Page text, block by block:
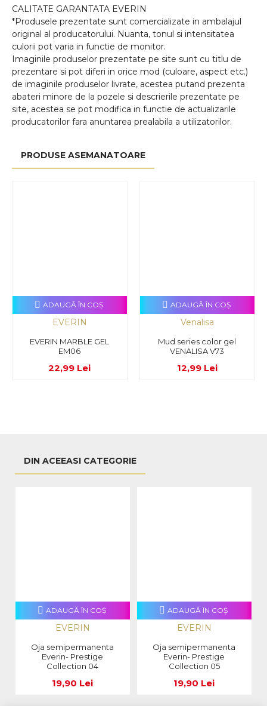
CALITATE GARANTATA EVERIN
*Produsele prezentate sunt comercializate in ambalajul
original al producatorului. Nuanta, tonul si intensitatea
culorii pot varia in functie de monitor.
Imaginile produselor prezentate pe site sunt cu titlu de
prezentare si pot diferi in orice mod (culoare, aspect etc.)
de imaginile produselor livrate, acestea putand prezenta
abateri minore de la pozele si descrierile prezentate pe
site, acestea se pot modifica in functie de actualizarile
producatorilor fara anuntarea prealabila a utilizatorilor.
PRODUSE ASEMANATOARE
EVERIN
EVERIN MARBLE GEL
EM06
22,99 Lei
ADAUGĂ ÎN COŞ
Venalisa
Mud series color gel
VENALISA V73
12,99 Lei
ADAUGĂ ÎN COŞ
DIN ACEEASI CATEGORIE
EVERIN
Oja semipermanenta
Everin- Prestige
Collection 04
19,90 Lei
ADAUGĂ ÎN COŞ
EVERIN
Oja semipermanenta
Everin- Prestige
Collection 05
19,90 Lei
ADAUGĂ ÎN COŞ